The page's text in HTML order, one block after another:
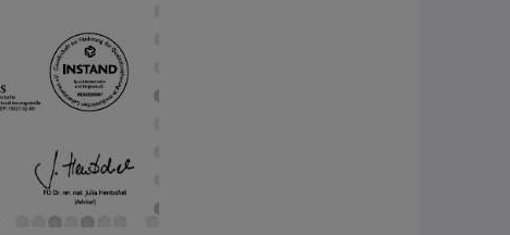
Zestaw dla Kobiet do samodzielnego
pobierania wymazu z szyjki macicy
do zamówionego badania